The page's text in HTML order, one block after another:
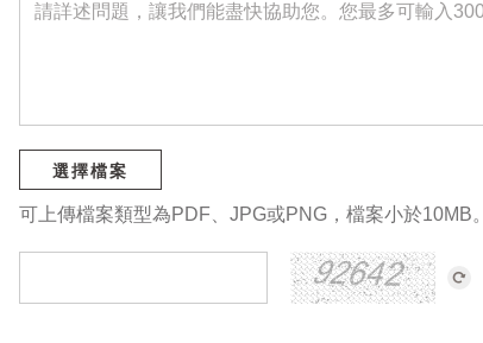
選擇檔案
可上傳檔案類型為PDF、JPG或PNG，檔案小於10MB。